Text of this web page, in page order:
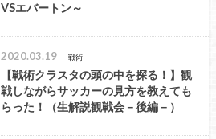
VSエバートン～
2020.03.19 戦術
【戦術クラスタの頭の中を探る！】観
戦しながらサッカーの見方を教えても
らった！（生解説観戦会－後編－）